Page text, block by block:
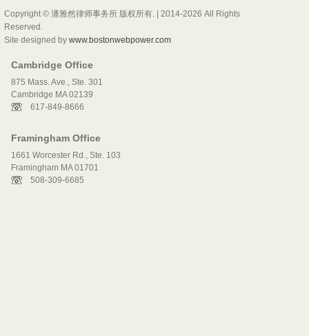
Copyright © 潘雅然律师事务所 版权所有. | 2014-2026 All Rights
Reserved.
Site designed by www.bostonwebpower.com
Cambridge Office
875 Mass. Ave., Ste. 301
Cambridge MA 02139
617-849-8666
Framingham Office
1661 Worcester Rd., Ste. 103
Framingham MA 01701
508-309-6685